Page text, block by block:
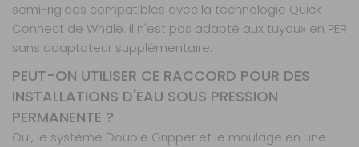
semi-rigides compatibles avec la technologie Quick
Connect de Whale. Il n'est pas adapté aux tuyaux en PER
sans adaptateur supplémentaire.
PEUT-ON UTILISER CE RACCORD POUR DES
INSTALLATIONS D'EAU SOUS PRESSION
PERMANENTE ?
Oui, le système Double Gripper et le moulage en une